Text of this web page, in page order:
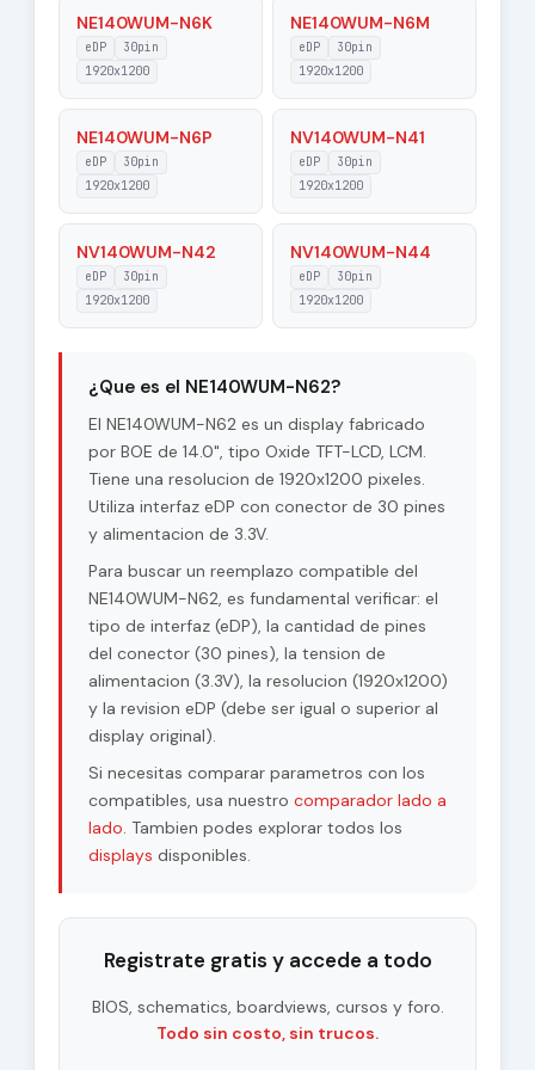
Pixel Format RGB Vertical Stripe
14.0"
Response Time 25 (Typ.)(Tr+Td)
Support Color 16.7M 99% sRGB
Viewing Angle
(CR≥10)
Contrast Ratio 1500:1 (Typ.) (TM)
Interface Type
HBR1 (2.7G/lane) , 30
HADS, Normally Black,
Transmissive
View Direction
Voltage Supply 3.3V (Typ.)
Features
sRGB, WLED Backlight,
With LED Driver,
Reverse I/F, Matte, AMD
FreeSync
NE140WUM-N6K
eDP
30pin
1920x1200
NE140WUM-N6M
eDP
30pin
1920x1200
NE140WUM-N6P
eDP
30pin
1920x1200
NV140WUM-N41
eDP
30pin
1920x1200
NV140WUM-N42
eDP
30pin
1920x1200
NV140WUM-N44
eDP
30pin
1920x1200
¿Que es el NE140WUM-N62?
El NE140WUM-N62 es un display fabricado
por BOE de 14.0", tipo Oxide TFT-LCD, LCM.
Tiene una resolucion de 1920x1200 pixeles.
Utiliza interfaz eDP con conector de 30 pines
y alimentacion de 3.3V.
Para buscar un reemplazo compatible del
NE140WUM-N62, es fundamental verificar: el
tipo de interfaz (eDP), la cantidad de pines
del conector (30 pines), la tension de
alimentacion (3.3V), la resolucion (1920x1200)
y la revision eDP (debe ser igual o superior al
display original).
Si necesitas comparar parametros con los
compatibles, usa nuestro comparador lado a
lado. Tambien podes explorar todos los
displays disponibles.
Registrate gratis y accede a todo
BIOS, schematics, boardviews, cursos y foro.
Todo sin costo, sin trucos.